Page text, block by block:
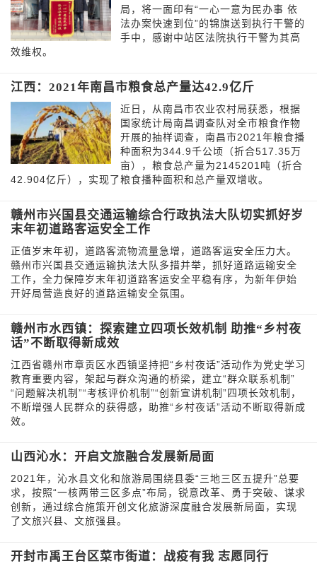
局，将一面印有“一心一意为民办事 依
法办案快速到位”的锦旗送到执行干警的
手中，感谢中站区法院执行干警为其高
效维权。
江西：2021年南昌市粮食总产量达42.9亿斤
近日，从南昌市农业农村局获悉，根据
国家统计局南昌调查队对全市粮食作物
开展的抽样调查，南昌市2021年粮食播
种面积为344.9千公顷（折合517.35万
亩），粮食总产量为2145201吨（折合
42.904亿斤），实现了粮食播种面积和总产量双增收。
赣州市兴国县交通运输综合行政执法大队切实抓好岁
末年初道路客运安全工作
正值岁末年初，道路客流物流量急增，道路客运安全压力大。
赣州市兴国县交通运输执法大队多措并举，抓好道路运输安全
工作，全力保障岁末年初道路客运安全平稳有序，为新年伊始
开好局营造良好的道路运输安全氛围。
赣州市水西镇：探索建立四项长效机制 助推“乡村夜
话”不断取得新成效
江西省赣州市章贡区水西镇坚持把“乡村夜话”活动作为党史学习
教育重要内容，架起与群众沟通的桥梁，建立“群众联系机制”
“问题解决机制”“考核评价机制”“创新宣讲机制”四项长效机制，
不断增强人民群众的获得感，助推“乡村夜话”活动不断取得新成
效。
山西沁水：开启文旅融合发展新局面
2021年，沁水县文化和旅游局围绕县委“三地三区五提升”总要
求，按照“一核两带三区多点”布局，锐意改革、勇于突破、谋求
创新，通过综合施策开创文化旅游深度融合发展新局面，实现
了文旅兴县、文旅强县。
开封市禹王台区菜市街道：战疫有我 志愿同行